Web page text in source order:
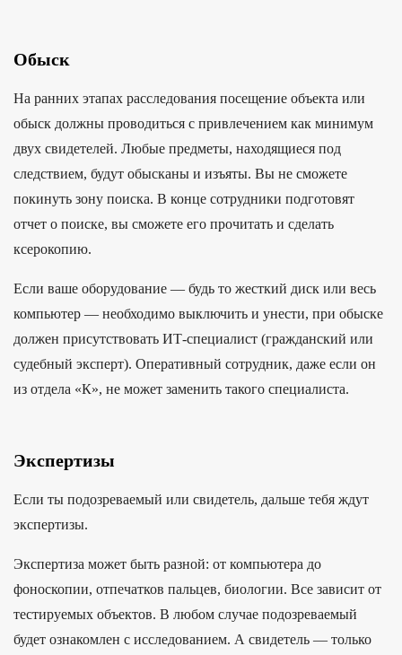
Обыск
На ранних этапах расследования посещение объекта или
обыск должны проводиться с привлечением как минимум
двух свидетелей. Любые предметы, находящиеся под
следствием, будут обысканы и изъяты. Вы не сможете
покинуть зону поиска. В конце сотрудники подготовят
отчет о поиске, вы сможете его прочитать и сделать
ксерокопию.
Если ваше оборудование — будь то жесткий диск или весь
компьютер — необходимо выключить и унести, при обыске
должен присутствовать ИТ-специалист (гражданский или
судебный эксперт). Оперативный сотрудник, даже если он
из отдела «К», не может заменить такого специалиста.
Экспертизы
Ес­ли ты подоз­рева­емый или сви­детель, даль­ше тебя ждут
экспер­тизы.
Экспертиза может быть разной: от компьютера до
фоноскопии, отпечатков пальцев, биологии. Все зависит от
тестируемых объектов. В любом случае подозреваемый
будет ознакомлен с исследованием. А свидетель — только